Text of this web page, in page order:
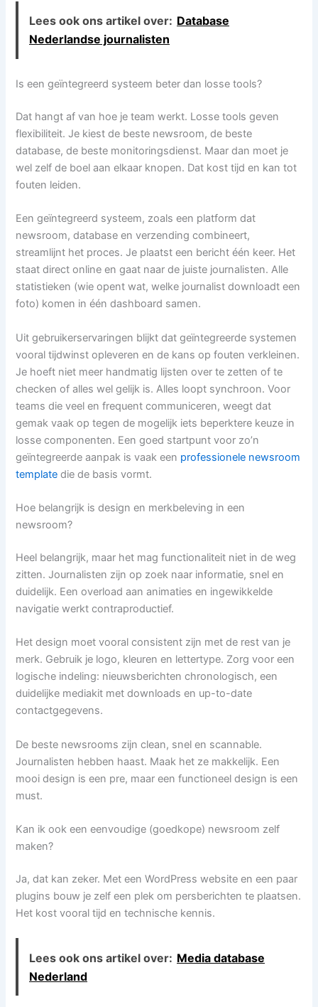
Lees ook ons artikel over: Database
Nederlandse journalisten
Is een geïntegreerd systeem beter dan losse tools?
Dat hangt af van hoe je team werkt. Losse tools geven
flexibiliteit. Je kiest de beste newsroom, de beste
database, de beste monitoringsdienst. Maar dan moet je
wel zelf de boel aan elkaar knopen. Dat kost tijd en kan tot
fouten leiden.
Een geïntegreerd systeem, zoals een platform dat
newsroom, database en verzending combineert,
streamlijnt het proces. Je plaatst een bericht één keer. Het
staat direct online en gaat naar de juiste journalisten. Alle
statistieken (wie opent wat, welke journalist downloadt een
foto) komen in één dashboard samen.
Uit gebruikerservaringen blijkt dat geïntegreerde systemen
vooral tijdwinst opleveren en de kans op fouten verkleinen.
Je hoeft niet meer handmatig lijsten over te zetten of te
checken of alles wel gelijk is. Alles loopt synchroon. Voor
teams die veel en frequent communiceren, weegt dat
gemak vaak op tegen de mogelijk iets beperktere keuze in
losse componenten. Een goed startpunt voor zo’n
geïntegreerde aanpak is vaak een professionele newsroom
template die de basis vormt.
Hoe belangrijk is design en merkbeleving in een
newsroom?
Heel belangrijk, maar het mag functionaliteit niet in de weg
zitten. Journalisten zijn op zoek naar informatie, snel en
duidelijk. Een overload aan animaties en ingewikkelde
navigatie werkt contraproductief.
Het design moet vooral consistent zijn met de rest van je
merk. Gebruik je logo, kleuren en lettertype. Zorg voor een
logische indeling: nieuwsberichten chronologisch, een
duidelijke mediakit met downloads en up-to-date
contactgegevens.
De beste newsrooms zijn clean, snel en scannable.
Journalisten hebben haast. Maak het ze makkelijk. Een
mooi design is een pre, maar een functioneel design is een
must.
Kan ik ook een eenvoudige (goedkope) newsroom zelf
maken?
Ja, dat kan zeker. Met een WordPress website en een paar
plugins bouw je zelf een plek om persberichten te plaatsen.
Het kost vooral tijd en technische kennis.
Lees ook ons artikel over: Media database
Nederland